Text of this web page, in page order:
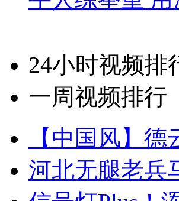
24小时视频排
一周视频排行
【中国风】
河北无腿老兵